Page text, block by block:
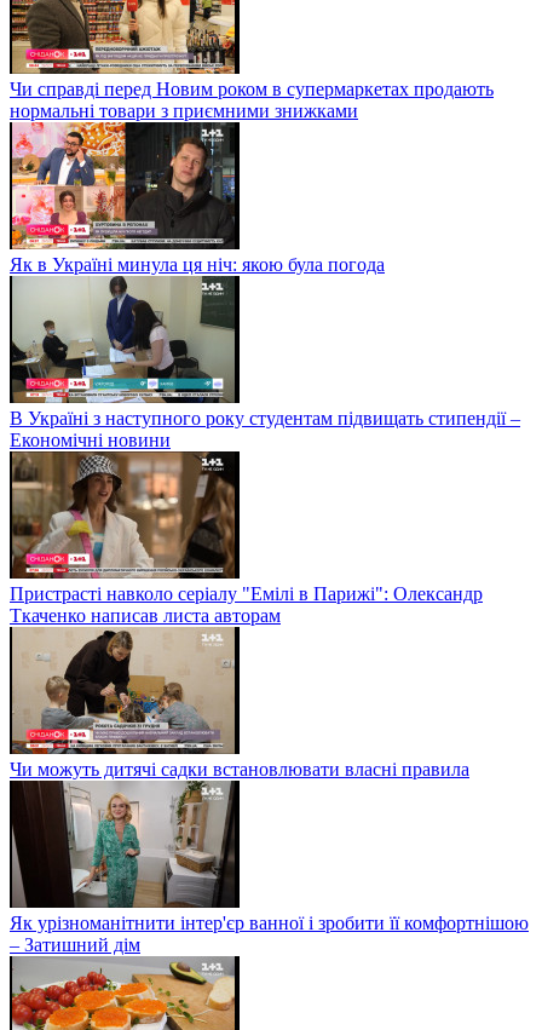
Чи справді перед Новим роком в супермаркетах продають
нормальні товари з приємними знижками
Як в Україні минула ця ніч: якою була погода
В Україні з наступного року студентам підвищать стипендії –
Економічні новини
Пристрасті навколо серіалу "Емілі в Парижі": Олександр
Ткаченко написав листа авторам
Чи можуть дитячі садки встановлювати власні правила
Як урізноманітнити інтер'єр ванної і зробити її комфортнішою
– Затишний дім